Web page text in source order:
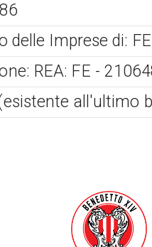
delle Imprese di:
REA: FE -
all'ultimo